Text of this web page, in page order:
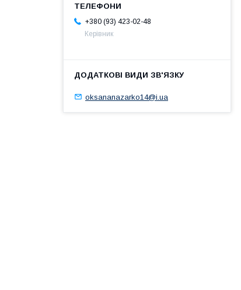
+380 (93) 423-02-48
Керівник
oksananazarko14@i.ua